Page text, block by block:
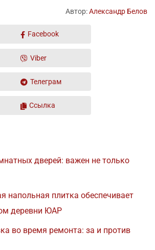
Автор:Александр Белов
Facebook
Viber
Телеграм
Ссылка
дверей: важен не только
напольная плитка обеспечивает
деревни ЮАР
во время ремонта: за и против